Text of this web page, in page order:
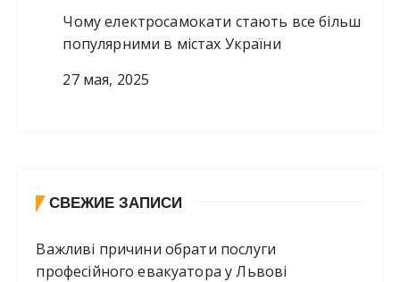
Чому електросамокати стають все більш
популярними в містах України
27 мая, 2025
СВЕЖИЕ ЗАПИСИ
Важливі причини обрати послуги
професійного евакуатора у Львові